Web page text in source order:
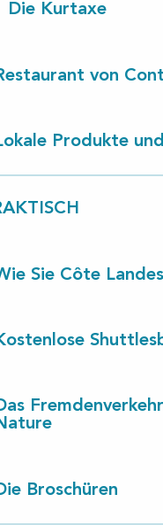
Die Kurtaxe
von
Produkte
Sie Côte
Broschüren
Tourisme